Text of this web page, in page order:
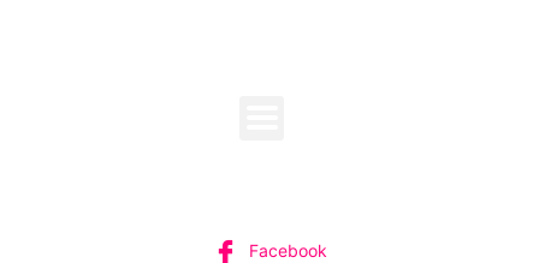
Facebook